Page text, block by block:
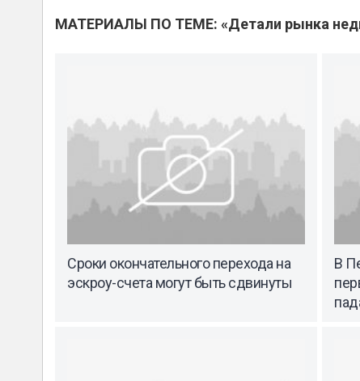
МАТЕРИАЛЫ ПО ТЕМЕ: «Детали рынка
Сроки окончательного перехода на
эскроу-счета могут быть сдвинуты
В